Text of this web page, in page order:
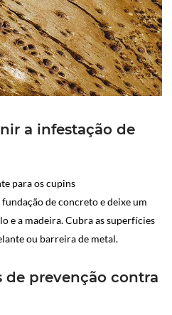
a infestação de
para os cupins
de concreto e deixe um
e a madeira. Cubra as superfícies
ou barreira de metal.
de prevenção contra